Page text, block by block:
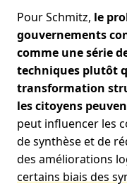
Pour Schmitz, le
gouvernements
comme une série
techniques plutôt
transformation
les citoyens
peut influencer les
de synthèse et de
des améliorations
certains biais des